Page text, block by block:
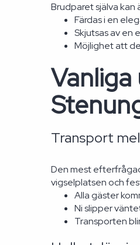
Brudparet själva kan
Färdas i en
Skjutsas av en
Möjlighet att
Transport
Den mest
vigselplatsen och
Alla gäster
Ni slipper
Transporten